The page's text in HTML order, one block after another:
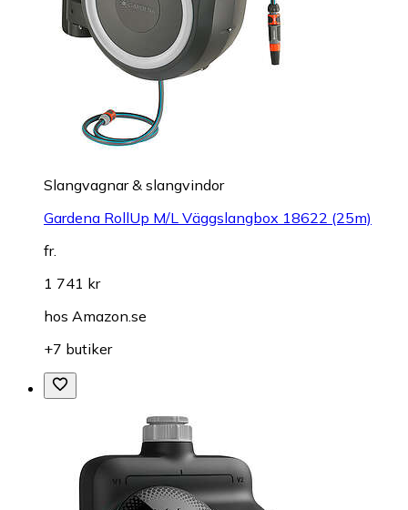
Slangvagnar & slangvindor
Gardena RollUp M/L Väggslangbox 18622 (25m)
fr.
1 741 kr
hos Amazon.se
+7 butiker